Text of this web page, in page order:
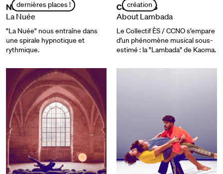
dernières places !
Nacera Belaza
La Nuée
"La Nuée" nous entraîne dans
une spirale hypnotique et
rythmique.
création
Collectif ÈS
About Lambada
Le Collectif ÈS / CCNO s’empare
d’un phénomène musical sous-
estimé : la "Lambada" de Kaoma.